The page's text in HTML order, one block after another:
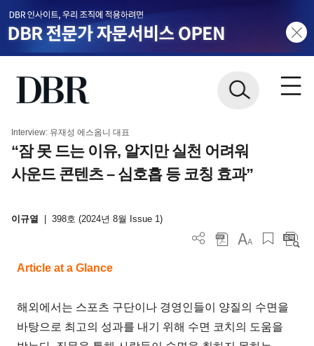
Interview: 유재성 에스옴니 대표
“잠 못 드는 이유, 알지만 실천 어려워
사운드 콘텐츠 – 심호흡 등 코칭 효과”
이규열 398호 (2024년 8월 Issue 1)
Article at a Glance
해외에서는 스포츠 구단이나 경영인들이 양질의 수면을
바탕으로 최고의 성과를 내기 위해 수면 코치의 도움을